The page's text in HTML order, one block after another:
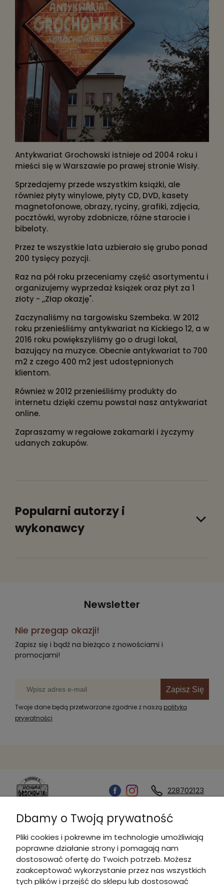
Antykwariat Grochowski istnieje od 2004 roku i
mieści się w Warszawie po prawej stronie Wisły.
Sprzedajemy przede wszystkim książki, ale
również płyty winylowe, płyty CD, DVD, kasety
magnetofonowe, obrazy, ryciny, grafiki, zdjęcia,
pocztówki, wyroby zdobnicze, różne starocie i
bibeloty.
Przez te wszystkie lata uzbierało się grubo ponad
200 tysięcy pozycji.
Raz na pół roku przeceniamy część asortymentu i
organizujemy wyprzedaż książek oraz płyt za 1
złoty - ,,Złap okazję".
Zaczynaliśmy na targowisku Szembeka. W 2012
roku przenieśliśmy antykwariat na Kickiego 12, a w
2016 roku powiększyliśmy go o drugi lokal,
bazujący na muzyce. Obecnie antykwariat to 700
m2 z czego 400 m2 jest udostępnionych
klientom.
Również w 2012 przenieśliśmy produkty do
internetu dzięki czemu powstał nasz antykwariat
online.
Zapraszamy w regałowe zakamarki i życzymy
udanych zakupów.
Popularni autorzy i
wykonawcy
Newsletter
Nie przegap okazji!
Zapisz się i bądź na bieżąco z nowościami i
promocjami!
Zapisz Się
Twoje dane będą przetwarzane zgodnie z naszą polityką
prywatności
228702123
Kontakt
Informacje
Dbamy o Twoją prywatność
Pliki cookies i pokrewne im technologie umożliwiają
poprawne działanie strony i pomagają nam
dostosować ofertę do Twoich potrzeb. Możesz
zaakceptować wykorzystanie przez nas wszystkich
tych plików i przejść do sklepu lub dostosować